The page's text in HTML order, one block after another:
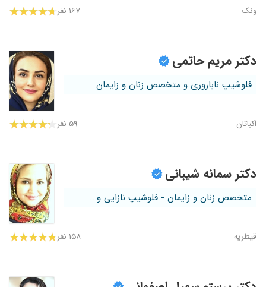
ونک ۱۶۷ نفر
دکتر مریم حاتمی
فلوشیپ ناباروری و متخصص زنان و زایمان
اکباتان ۵۹ نفر
دکتر سمانه شیبانی
متخصص زنان و زایمان - فلوشیپ نازایی و...
قیطریه ۱۵۸ نفر